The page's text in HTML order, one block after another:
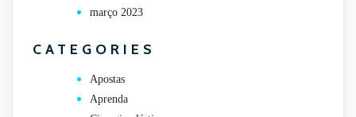
março 2023
CATEGORIES
Apostas
Aprenda